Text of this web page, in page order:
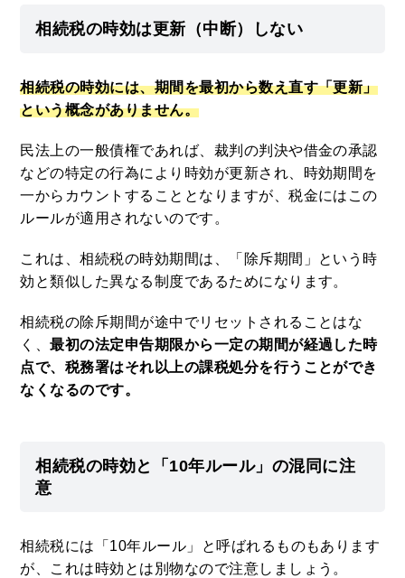
相続税の時効は更新（中断）しない
相続税の時効には、期間を最初から数え直す「更新」
という概念がありません。
民法上の一般債権であれば、裁判の判決や借金の承認
などの特定の行為により時効が更新され、時効期間を
一からカウントすることとなりますが、税金にはこの
ルールが適用されないのです。
これは、相続税の時効期間は、「除斥期間」という時
効と類似した異なる制度であるためになります。
相続税の除斥期間が途中でリセットされることはな
く、最初の法定申告期限から一定の期間が経過した時
点で、税務署はそれ以上の課税処分を行うことができ
なくなるのです。
相続税の時効と「10年ルール」の混同に注
意
相続税には「10年ルール」と呼ばれるものもあります
が、これは時効とは別物なので注意しましょう。